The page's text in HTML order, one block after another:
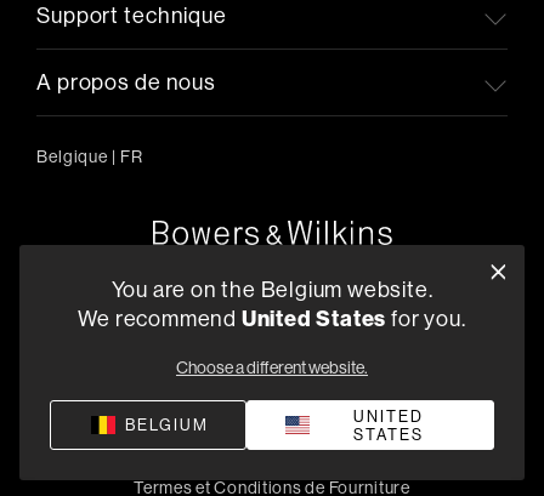
Support technique
A propos de nous
Belgique | FR
+33 (1) 89 54 63 64
Politique de confidentialitéConditions de venteCompliance
Termes et Conditions de Fourniture
You are on the Belgium website.
We recommend United States for you.
Choose a different website.
BELGIUM
UNITED
STATES